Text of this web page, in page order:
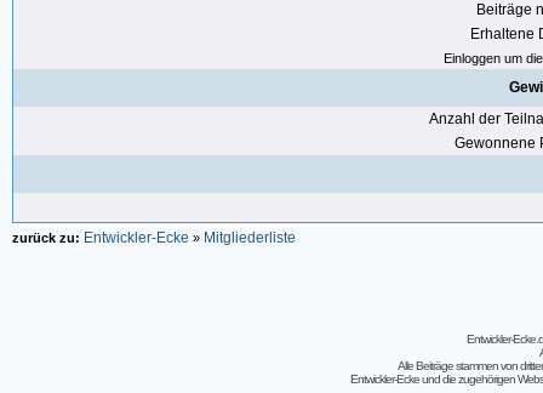
Beiträge
Erhaltene
Einloggen um
Anzahl der
Gewonnene
zurück zu: Entwickler-Ecke » Mitgliederliste
Entwickler-
Alle Beiträge stammen von
Entwickler-Ecke und die zugehörigen